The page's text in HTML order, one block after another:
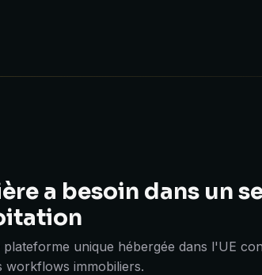
a besoin dans un
unique hébergée dans l'UE
workflows immobiliers.